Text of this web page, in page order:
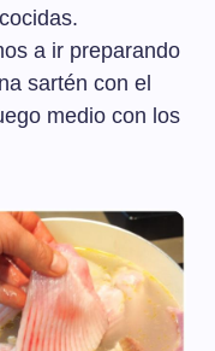
a ir preparando
sartén con el
medio con los